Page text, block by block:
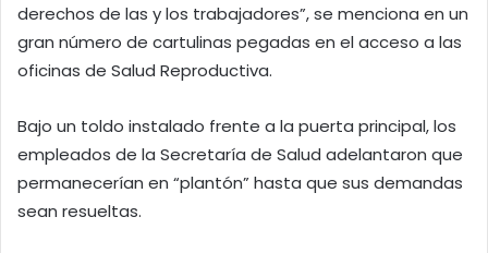
derechos de las y los trabajadores”, se menciona en un
gran número de cartulinas pegadas en el acceso a las
oficinas de Salud Reproductiva.
Bajo un toldo instalado frente a la puerta principal, los
empleados de la Secretaría de Salud adelantaron que
permanecerían en “plantón” hasta que sus demandas
sean resueltas.